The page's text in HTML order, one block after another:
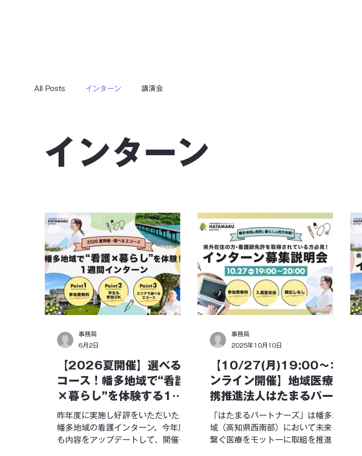
All Posts インターン 講演会
インターン
【2026夏開催】選べる3
コース！幡多地域で“看護
×暮らし”を体験する1週
間インターン
昨年度に実施し好評をいただいた、
幡多地域の看護インターン。今年度
も内容をアップデートして、開催が
事務局
6月2日
【10/27(月)19:00〜オ
ンライン開催】地域医療連
携推進法人はたまるパート
ナーズインターン募集説明
会
「はたまるパートナーズ」は幡多地
域（高知県西南部）において未来に
繋ぐ医療をモットーに取組を推進す
事務局
2025年10月10日